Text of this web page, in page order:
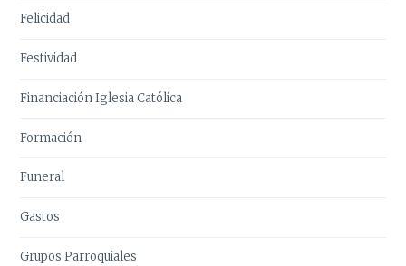
Felicidad
Festividad
Financiación Iglesia Católica
Formación
Funeral
Gastos
Grupos Parroquiales